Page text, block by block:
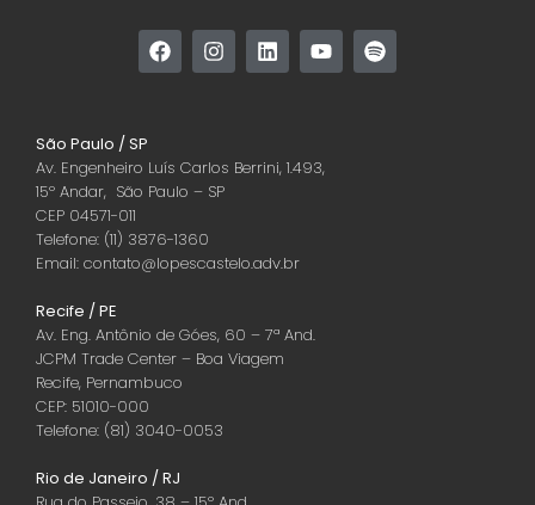
São Paulo / SP
Av. Engenheiro Luís Carlos Berrini, 1.493,
15º Andar, São Paulo – SP
CEP 04571-011
Telefone: (11) 3876-1360
Email: contato@lopescastelo.adv.br
Recife / PE
Av. Eng. Antônio de Góes, 60 – 7ª And.
JCPM Trade Center – Boa Viagem
Recife, Pernambuco
CEP: 51010-000
Telefone: (81) 3040-0053
Rio de Janeiro / RJ